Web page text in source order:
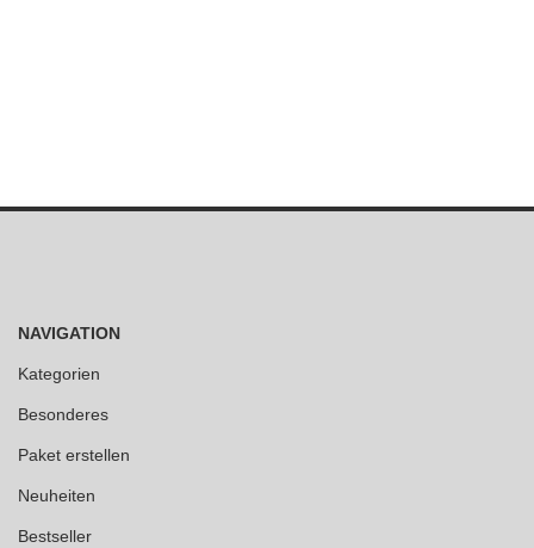
NAVIGATION
Kategorien
Besonderes
Paket erstellen
Neuheiten
Bestseller